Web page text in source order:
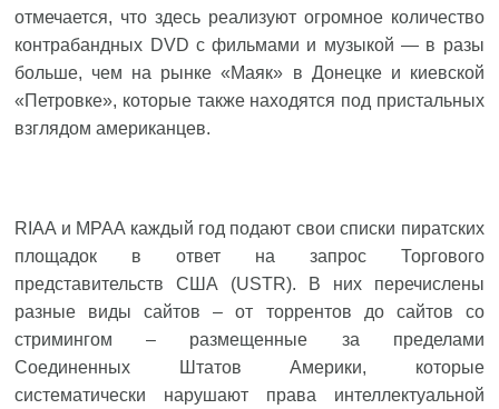
отмечается, что здесь реализуют огромное количество
контрабандных DVD с фильмами и музыкой — в разы
больше, чем на рынке «Маяк» в Донецке и киевской
«Петровке», которые также находятся под пристальных
взглядом американцев.
RIAA и MPAA каждый год подают свои списки пиратских
площадок в ответ на запрос Торгового
представительств США (USTR). В них перечислены
разные виды сайтов – от торрентов до сайтов со
стримингом – размещенные за пределами
Соединенных Штатов Америки, которые
систематически нарушают права интеллектуальной